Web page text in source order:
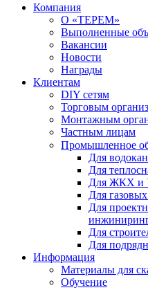
Компания
О «ТЕРЕМ»
Выполненные
Вакансии
Новости
Награды
Клиентам
DIY сетям
Торговым
Монтажным
Частным лицам
Промышленное
Для
Для
Для ЖКХ и
Для
Для
Для
Для
Информация
Материалы для
Обучение